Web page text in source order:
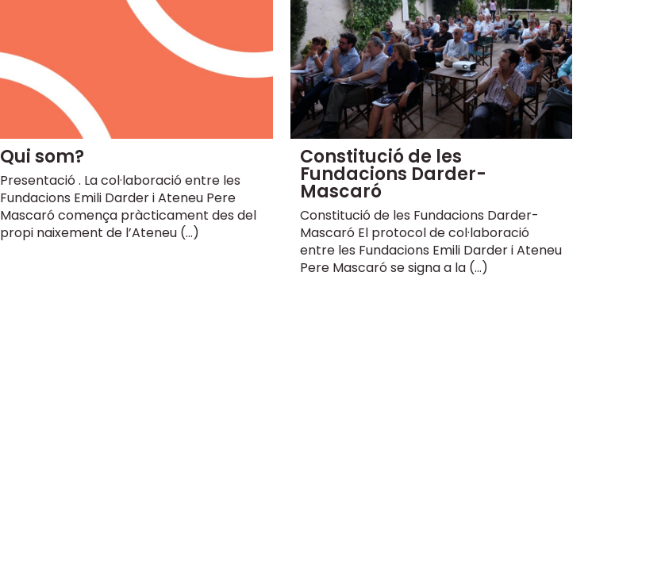
Qui som?
Presentació . La col·laboració entre les
Fundacions Emili Darder i Ateneu Pere
Mascaró comença pràcticament des del
propi naixement de l’Ateneu (…)
Constitució de les
Fundacions Darder-
Mascaró
Constitució de les Fundacions Darder-
Mascaró El protocol de col·laboració
entre les Fundacions Emili Darder i Ateneu
Pere Mascaró se signa a la (…)